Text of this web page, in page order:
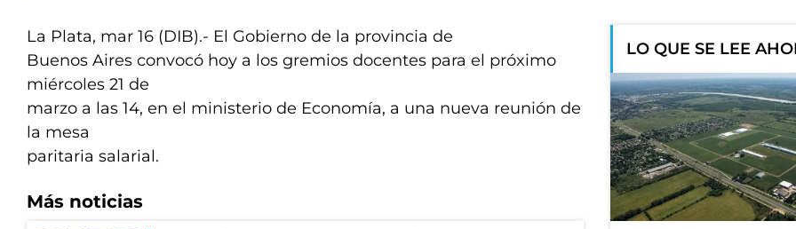
La Plata, mar 16 (DIB).- El Gobierno de la provincia de
Buenos Aires convocó hoy a los gremios docentes para el próximo
miércoles 21 de
marzo a las 14, en el ministerio de Economía, a una nueva reunión de
la mesa
paritaria salarial.
Más noticias
LO QUE SE LEE